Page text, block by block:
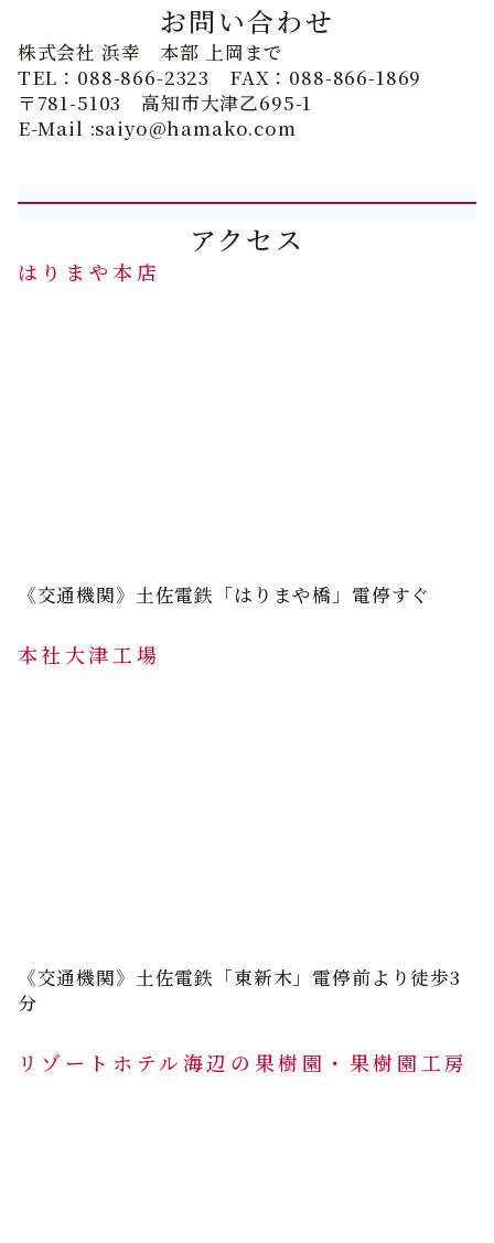
お問い合わせ
株式会社 浜幸 本部 上岡まで
TEL： 088-866-2323 FAX：088-866-1869
〒781-5103 高知市大津乙695-1
E-Mail :saiyo@hamako.com
アクセス
はりまや本店
《交通機関》土佐電鉄「はりまや橋」電停すぐ
本社大津工場
《交通機関》土佐電鉄「東新木」電停前より徒歩3
分
リゾートホテル海辺の果樹園・果樹園工房